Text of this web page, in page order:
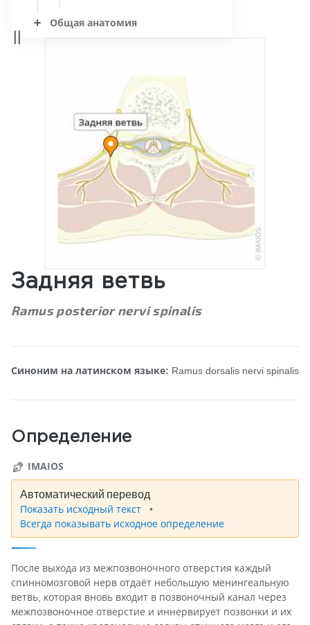
Общая анатомия
Задняя ветвь
Ramus posterior nervi spinalis
Синоним на латинском языке: Ramus dorsalis nervi spinalis
Определение
IMAIOS
Автоматический перевод
Показать исходный текст
Всегда показывать исходное определение
После выхода из межпозвоночного отверстия каждый
спинномозговой нерв отдаёт небольшую менингеальную
ветвь, которая вновь входит в позвоночный канал через
межпозвоночное отверстие и иннервирует позвонки и их